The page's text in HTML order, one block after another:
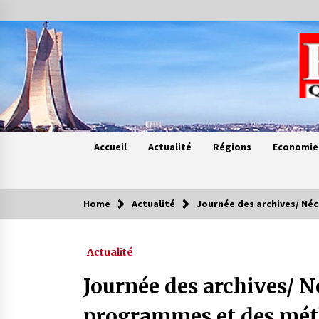
to
content
Accueil Actualité Régions Economie
Contes de chez nous
4 ans ago
Home Actualité Journée des archives/
Actualité
Journée des archives/